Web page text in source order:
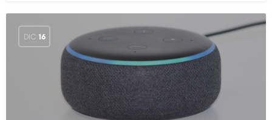
DIC 16